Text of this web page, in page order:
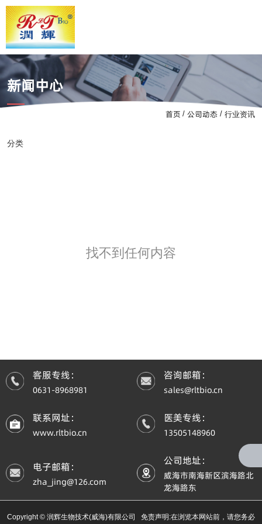
新闻中心
首页 / 公司动态 / 行业资讯
分类
找不到任何内容
客服专线：
0631-8968981
咨询邮箱：
sales@rltbio.cn
联系网址：
www.rltbio.cn
医美专线：
13505148960
电子邮箱：
zha_jing@126.com
公司地址：
威海市南海新区滨海路北
龙海路东
Copyright © 润辉生物技术(威海)有限公司 免责声明:在浏览本网站前，请您务必